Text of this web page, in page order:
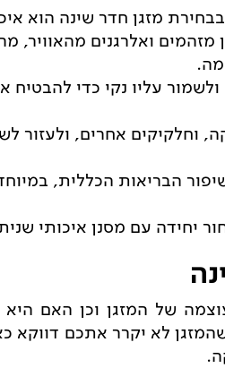
מזגן חדר שינה הוא
מזהמים ואלרגנים מהאוויר,
עליו נקי כדי להבטיח
וחלקיקים אחרים, ולעזור
הבריאות הכללית,
יחידה עם מסנן איכותי
של המזגן וכן האם
לא יקרר אתכם דווקא